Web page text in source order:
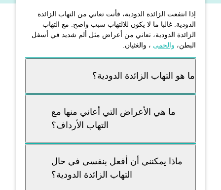
إذا انتفعت الزائدة الدودية، فأنت تعاني من التهاب الزائدة
الدودية. غالبا ما لا يكون للالتهاب سبب واضح. مع التهاب
الزائدة الدودية، تعاني من أعراض مثل ألم شديد في أسفل
البطن، والحمى ، والغثيان.
ما هو التهاب الزائدة الدودية؟
ما هي الأعراض التي أعاني منها مع
التهاب الأرداف؟
ماذا يمكنني أن أفعل بنفسي في حال
التهاب الزائدة الدودية؟